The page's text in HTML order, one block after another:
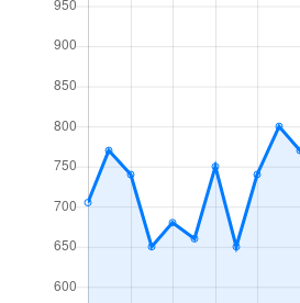
真駒内泉町
2,400万円
真駒内泉町
真駒内泉町
2,300万円
真駒内泉町
4,400万円
真駒内柏丘
400万円